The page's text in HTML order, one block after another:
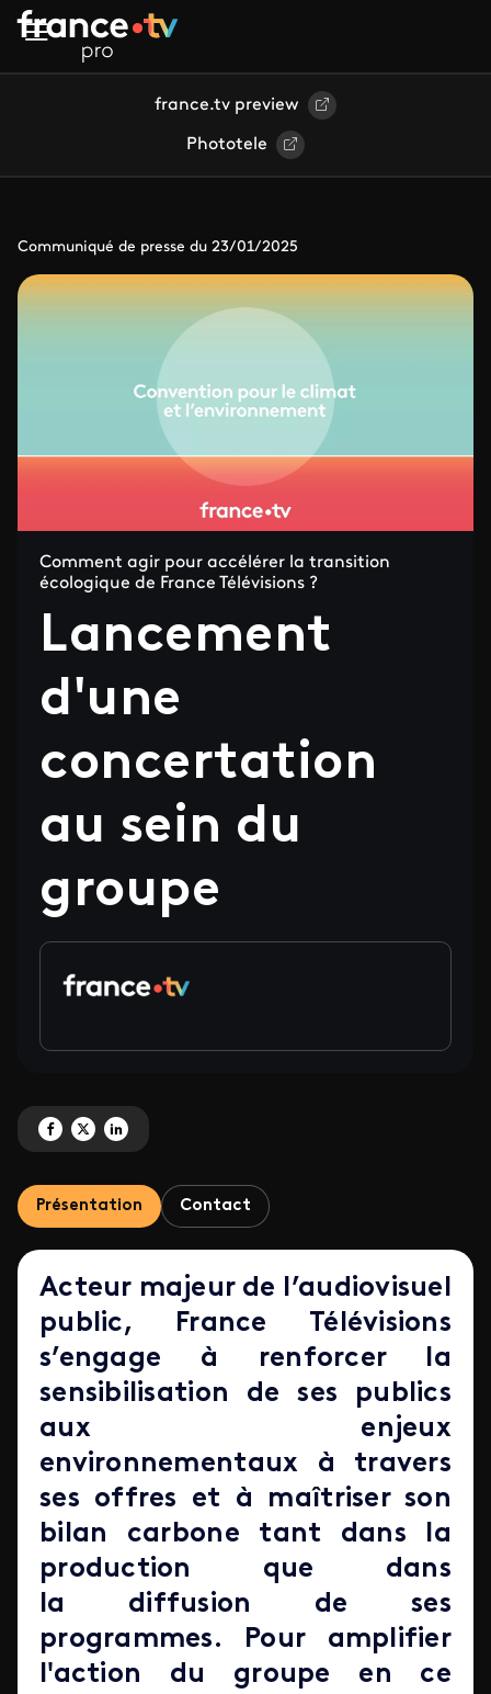
Aller au contenu principal
france.tv preview
Phototele
Communiqué de presse du 23/01/2025
Comment agir pour accélérer la transition
écologique de France Télévisions ?
Lancement
d'une
concertation
au sein du
groupe
Partagez 'Lancement d'une concertation au sein du groupe' sur Facebook
Partagez 'Lancement d'une concertation au sein du groupe' sur X
Partagez 'Lancement d'une concertation au sein du groupe' sur
Présentation Contact
Acteur majeur de l’audiovisuel
public, France Télévisions
s’engage à renforcer la
sensibilisation de ses publics
aux enjeux
environnementaux à travers
ses offres et à maîtriser son
bilan carbone tant dans la
production que dans
la diffusion de ses
programmes. Pour amplifier
l'action du groupe en ce